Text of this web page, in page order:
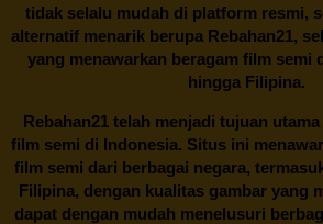
tidak selalu mudah di platform resmi,
alternatif menarik berupa Rebahan21,
yang menawarkan beragam film semi
hingga Filipina.
Rebahan21telah menjadi tujuan
film semi di Indonesia. Situs ini
film semi dari berbagai negara,
Filipina, dengan kualitas gambar yang
dapat dengan mudah menelusuri